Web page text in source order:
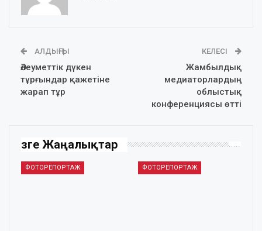
АЛДЫҢҒЫ
Әлеуметтік дүкен
тұрғындар қажетіне
жарап тұр
КЕЛЕСІ
Жамбылдық
медиаторлардың
облыстық
конференциясы өтті
Өзге Жаңалықтар
ФОТОРЕПОРТАЖ ФОТОРЕПОРТАЖ